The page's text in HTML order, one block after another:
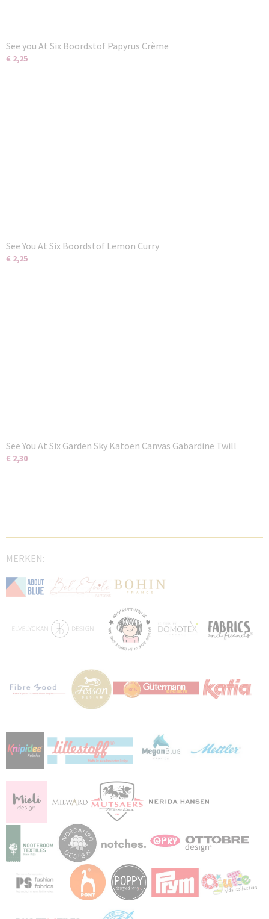
See you At Six Boordstof Papyrus Crème
€ 2,25
See You At Six Boordstof Lemon Curry
€ 2,25
See You At Six Garden Sky Katoen Canvas Gabardine Twill
€ 2,30
MERKEN: